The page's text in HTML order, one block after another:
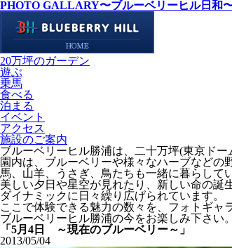
PHOTO GALLARY〜ブルーベリーヒル日和
20万坪のガーデン
遊ぶ
乗馬
食べる
泊まる
イベント
アクセス
施設のご案内
ブルーベリーヒル勝浦は、二十万坪(東京ドー
園内は、ブルーベリーや様々なハーブなどの
馬、山羊、うさぎ、鳥たちも一緒に暮らして
美しい夕日や星空が見れたり、新しい命の誕
ダイナミックに日々繰り広げられています。
ここで体験できる魅力の数々を、フォトギャ
ブルーベリーヒル勝浦の今をお楽しみ下さい。
「5月4日 ～現在のブルーベリー～」
2013/05/04